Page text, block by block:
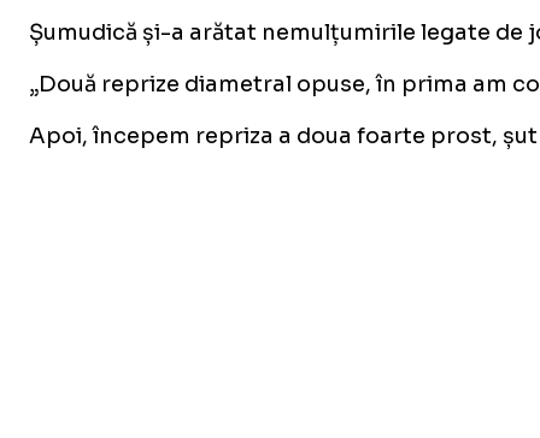
Șumudică și-a arătat nemulțumirile legate de
„Două reprize diametral opuse, în prima am
Apoi, începem repriza a doua foarte prost,